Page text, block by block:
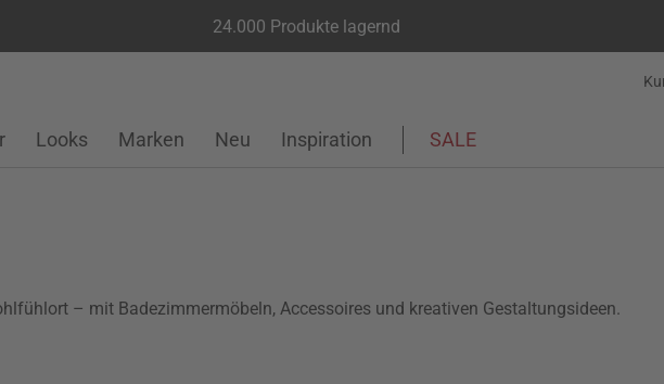
24.000 Produkte lagernd
Looks Marken Neu Inspiration SALE
– mit Badezimmermöbeln, Accessoires und kreativen Gestaltungsideen.